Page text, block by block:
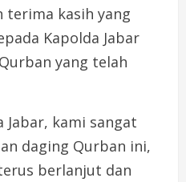
terima kasih yang
Kapolda Jabar
yang telah
Jabar, kami sangat
daging Qurban ini,
berlanjut dan